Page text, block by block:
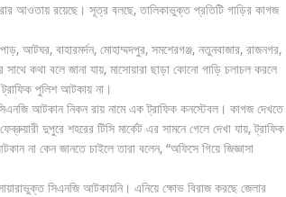
আওতায় রয়েছে। সূত্র বলছে, তালিকাভুক্ত প্রতিটি গাড়ির কাগজ
আটঘর, বাহারমর্দন, মোহাম্মদপুর, সমশেরগঞ্জ, নতুনবাজার, রাজনগর,
সাথে কথা বলে জানা যায়, মাসোয়ারা ছাড়া কোনো গাড়ি চলাচল করলে
ট্রাফিক পুলিশ আটকায় না।
আটকান নিকন রায় নামে এক ট্রাফিক কনস্টেবল। কাগজ দেখতে
দুপুরে শহরের টিসি মার্কেট এর সামনে গেলে দেখা যায়, ট্রাফিক
না কেন জানতে চাইলে তারা বলেন, “অফিসে গিয়ে জিজ্ঞাসা
সিএনজি আটকায়নি। এনিয়ে ক্ষোভ বিরাজ করছে জেলার